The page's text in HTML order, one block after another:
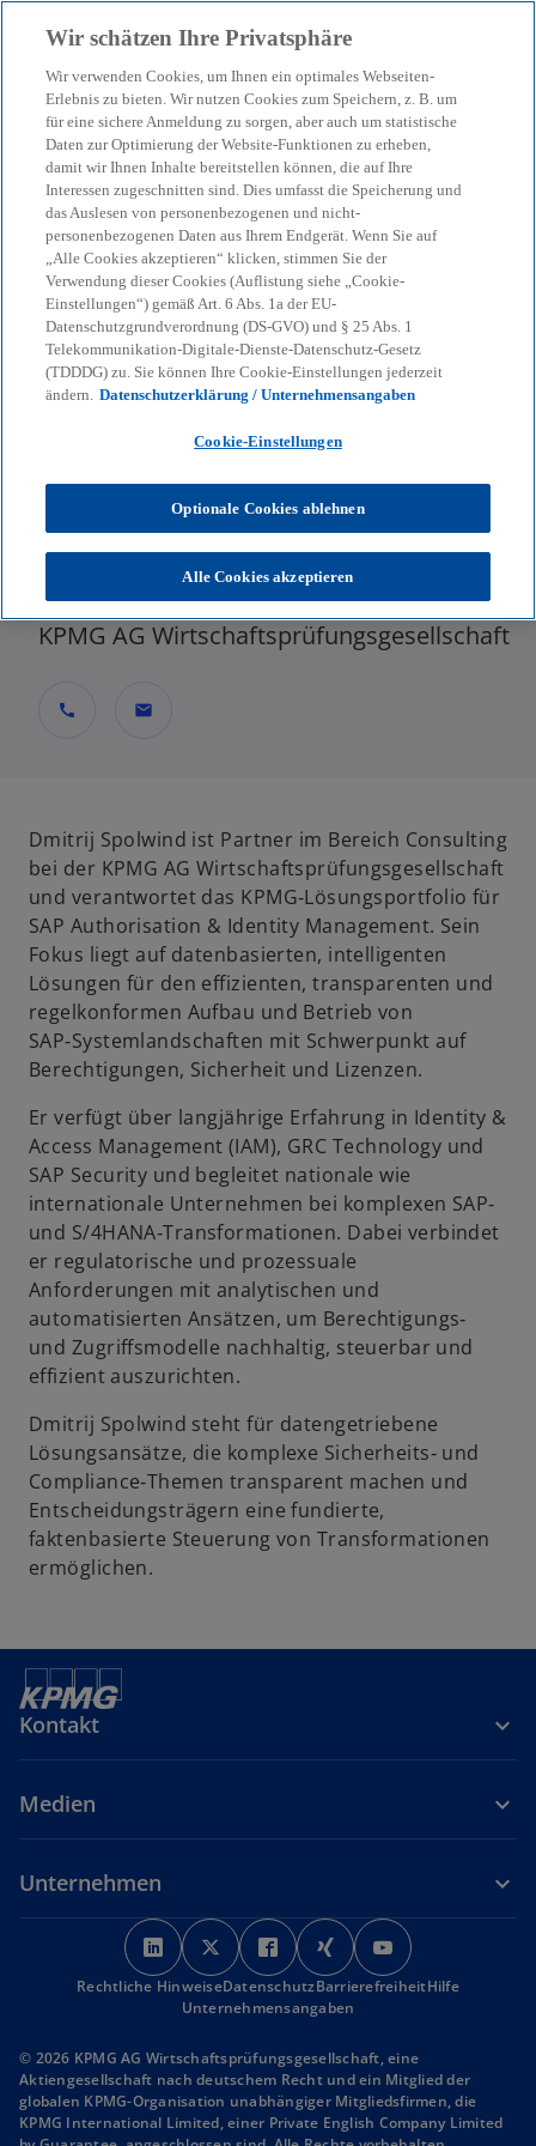
menu search
Dmitrij Spolwind
Partner, Consulting, Lighthouse Germany -
AI & Data Solutions
KPMG AG Wirtschaftsprüfungsgesellschaft
call mail
Dmitrij Spolwind ist Partner im Bereich Consulting
bei der KPMG AG Wirtschaftsprüfungsgesellschaft
und verantwortet das KPMG‑Lösungsportfolio für
SAP Authorisation & Identity Management. Sein
Fokus liegt auf datenbasierten, intelligenten
Lösungen für den effizienten, transparenten und
regelkonformen Aufbau und Betrieb von
SAP‑Systemlandschaften mit Schwerpunkt auf
Berechtigungen, Sicherheit und Lizenzen.
Er verfügt über langjährige Erfahrung in Identity &
Access Management (IAM), GRC Technology und
SAP Security und begleitet nationale wie
internationale Unternehmen bei komplexen SAP‑
und S/4HANA‑Transformationen. Dabei verbindet
er regulatorische und prozessuale
Anforderungen mit analytischen und
automatisierten Ansätzen, um Berechtigungs‑
und Zugriffsmodelle nachhaltig, steuerbar und
effizient auszurichten.
Dmitrij Spolwind steht für datengetriebene
Lösungsansätze, die komplexe Sicherheits‑ und
Compliance‑Themen transparent machen und
Entscheidungsträgern eine fundierte,
faktenbasierte Steuerung von Transformationen
ermöglichen.
Kontakt
Medien
Unternehmen
w
i
r
d
n
e
i
w
i
r
d
n
e
i
w
i
r
d
n
e
i
w
i
r
i
n
e
i
i
r
n
e
i
Rechtliche HinweiseDatenschutzBarrierefreiheitHilfe
Unternehmensangaben
© 2026 KPMG AG Wirtschaftsprüfungsgesellschaft, eine
Aktiengesellschaft nach deutschem Recht und ein Mitglied der
globalen KPMG-Organisation unabhängiger Mitgliedsfirmen, die
KPMG International Limited, einer Private English Company Limited
Wir schätzen Ihre Privatsphäre
Wir verwenden Cookies, um Ihnen ein optimales Webseiten-
Erlebnis zu bieten. Wir nutzen Cookies zum Speichern, z. B. um
für eine sichere Anmeldung zu sorgen, aber auch um statistische
Daten zur Optimierung der Website-Funktionen zu erheben,
damit wir Ihnen Inhalte bereitstellen können, die auf Ihre
Interessen zugeschnitten sind. Dies umfasst die Speicherung und
das Auslesen von personenbezogenen und nicht-
personenbezogenen Daten aus Ihrem Endgerät. Wenn Sie auf
„Alle Cookies akzeptieren“ klicken, stimmen Sie der
Verwendung dieser Cookies (Auflistung siehe „Cookie-
Einstellungen“) gemäß Art. 6 Abs. 1a der EU-
Datenschutzgrundverordnung (DS-GVO) und § 25 Abs. 1
Telekommunikation-Digitale-Dienste-Datenschutz-Gesetz
(TDDDG) zu. Sie können Ihre Cookie-Einstellungen jederzeit
ändern. Datenschutzerklärung / Unternehmensangaben
Cookie-Einstellungen
Optionale Cookies ablehnen
Alle Cookies akzeptieren